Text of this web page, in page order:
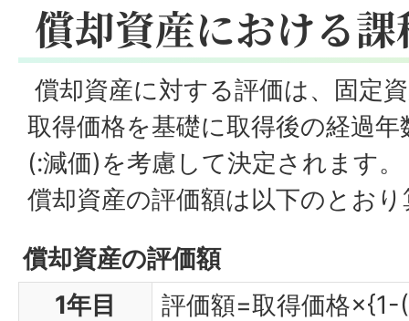
償却資産における
償却資産に対する評価は、固定
取得価格を基礎に取得後の経過
(:減価)を考慮して決定されます。
償却資産の評価額は以下のとお
償却資産の評価額
1年目
評価額=取得価格